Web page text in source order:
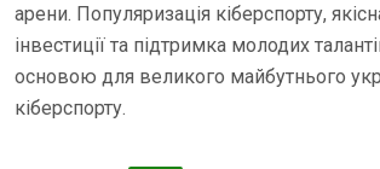
арени. Популяризація кіберспорту,
інвестиції та підтримка молодих
основою для великого майбутнього
кіберспорту.